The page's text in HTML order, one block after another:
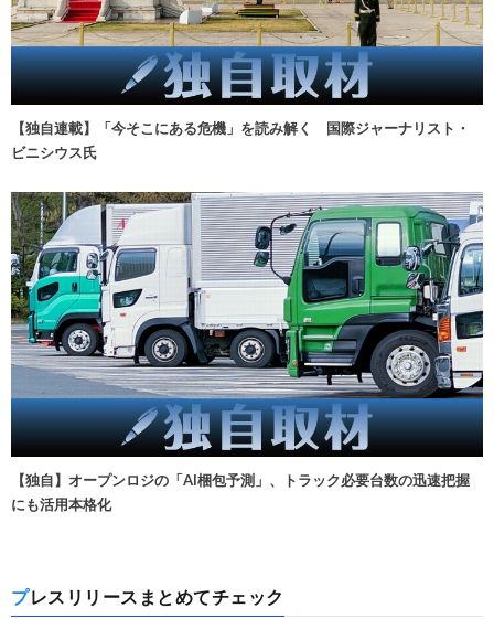
【独自連載】「今そこにある危機」を読み解く 国際ジャーナリスト・
ビニシウス氏
【独自】オープンロジの「AI梱包予測」、トラック必要台数の迅速把握
にも活用本格化
プレスリリースまとめてチェック